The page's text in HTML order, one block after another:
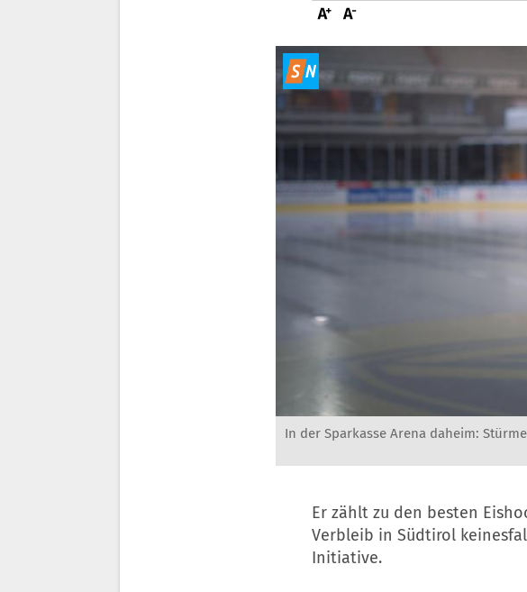
In der Sparkasse Arena daheim:
Er zählt zu den besten
Verbleib in Südtirol
Initiative.